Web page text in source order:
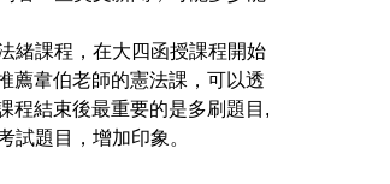
緒課程，在大四函授課程開始
薦韋伯老師的憲法課，可以透
程結束後最重要的是多刷題目 ,
試題目，增加印象。